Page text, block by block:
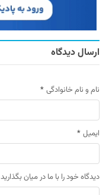
ارسال دیدگاه
نام و نام خانوادگی *
ایمیل *
دیدگاه خود را با ما در میان بگذارید